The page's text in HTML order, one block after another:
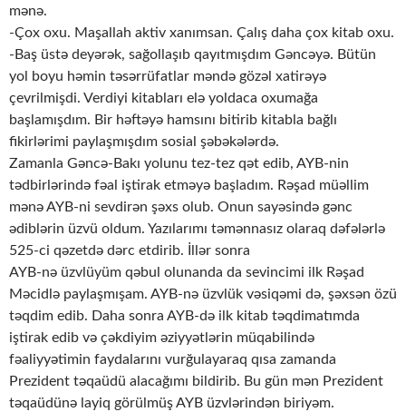
mənə.
-Çox oxu. Maşallah aktiv xanımsan. Çalış daha çox kitab oxu.
-Baş üstə deyərək, sağollaşıb qayıtmışdım Gəncəyə. Bütün
yol boyu həmin təsərrüfatlar məndə gözəl xatirəyə
çevrilmişdi. Verdiyi kitabları elə yoldaca oxumağa
başlamışdım. Bir həftəyə hamsını bitirib kitabla bağlı
fikirlərimi paylaşmışdım sosial şəbəkələrdə.
Zamanla Gəncə-Bakı yolunu tez-tez qət edib, AYB-nin
tədbirlərində fəal iştirak etməyə başladım. Rəşad müəllim
mənə AYB-ni sevdirən şəxs olub. Onun sayəsində gənc
ədiblərin üzvü oldum. Yazılarımı təmənnasız olaraq dəfələrlə
525-ci qəzetdə dərc etdirib. İllər sonra
AYB-nə üzvlüyüm qəbul olunanda da sevincimi ilk Rəşad
Məcidlə paylaşmışam. AYB-nə üzvlük vəsiqəmi də, şəxsən özü
təqdim edib. Daha sonra AYB-də ilk kitab təqdimatımda
iştirak edib və çəkdiyim əziyyətlərin müqabilində
fəaliyyətimin faydalarını vurğulayaraq qısa zamanda
Prezident təqaüdü alacağımı bildirib. Bu gün mən Prezident
təqaüdünə layiq görülmüş AYB üzvlərindən biriyəm.